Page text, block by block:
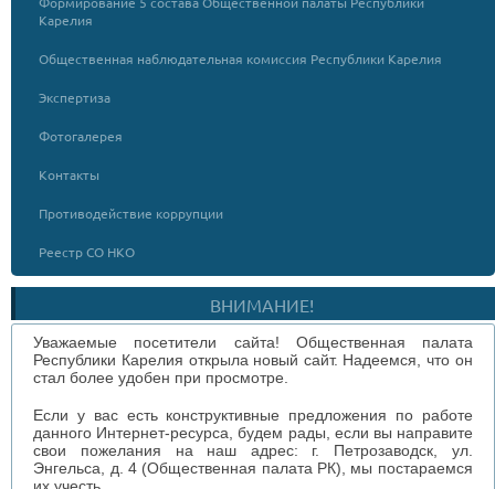
Карелия
Общественная наблюдательная комиссия Республики Карелия
Экспертиза
Фотогалерея
Контакты
Противодействие коррупции
Реестр СО НКО
ВНИМАНИЕ!
Уважаемые посетители сайта! Общественная палата
Республики Карелия открыла новый сайт. Надеемся, что он
стал более удобен при просмотре.
Если у вас есть конструктивные предложения по работе
данного Интернет-ресурса, будем рады, если вы направите
свои пожелания на наш адрес: г. Петрозаводск, ул.
Энгельса, д. 4 (Общественная палата РК), мы постараемся